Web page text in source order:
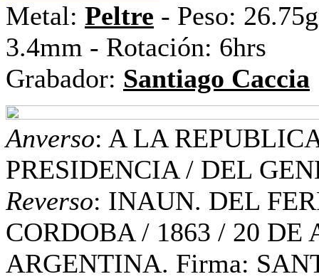
Metal: Peltre - Peso:
3.4mm - Rotación: 6hrs
Grabador: Santiago Caccia
Anverso: A LA
PRESIDENCIA / DEL
Reverso: INAUN. DEL
CORDOBA / 1863 / 20
ARGENTINA. Firma: